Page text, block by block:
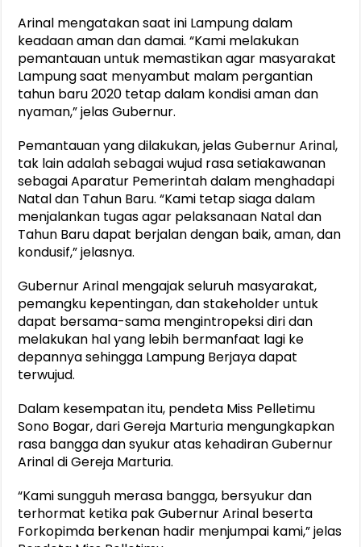
Arinal mengatakan saat ini Lampung dalam
keadaan aman dan damai. “Kami melakukan
pemantauan untuk memastikan agar masyarakat
Lampung saat menyambut malam pergantian
tahun baru 2020 tetap dalam kondisi aman dan
nyaman,” jelas Gubernur.
Pemantauan yang dilakukan, jelas Gubernur Arinal,
tak lain adalah sebagai wujud rasa setiakawanan
sebagai Aparatur Pemerintah dalam menghadapi
Natal dan Tahun Baru. “Kami tetap siaga dalam
menjalankan tugas agar pelaksanaan Natal dan
Tahun Baru dapat berjalan dengan baik, aman, dan
kondusif,” jelasnya.
Gubernur Arinal mengajak seluruh masyarakat,
pemangku kepentingan, dan stakeholder untuk
dapat bersama-sama mengintropeksi diri dan
melakukan hal yang lebih bermanfaat lagi ke
depannya sehingga Lampung Berjaya dapat
terwujud.
Dalam kesempatan itu, pendeta Miss Pelletimu
Sono Bogar, dari Gereja Marturia mengungkapkan
rasa bangga dan syukur atas kehadiran Gubernur
Arinal di Gereja Marturia.
“Kami sungguh merasa bangga, bersyukur dan
terhormat ketika pak Gubernur Arinal beserta
Forkopimda berkenan hadir menjumpai kami,” jelas